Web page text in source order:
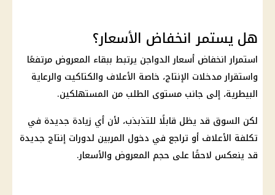
هل يستمر انخفاض الأسعار؟
استمرار انخفاض أسعار الدواجن يرتبط ببقاء المعروض مرتفعًا
واستقرار مدخلات الإنتاج، خاصة الأعلاف والكتاكيت والرعاية
البيطرية، إلى جانب مستوى الطلب من المستهلكين.
لكن السوق قد يظل قابلًا للتذبذب، لأن أي زيادة جديدة في
تكلفة الأعلاف أو تراجع في دخول المربين لدورات إنتاج جديدة
قد ينعكس لاحقًا على حجم المعروض والأسعار.